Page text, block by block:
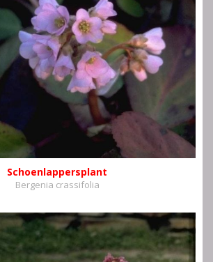
Schoenlappersplant
Bergenia crassifolia